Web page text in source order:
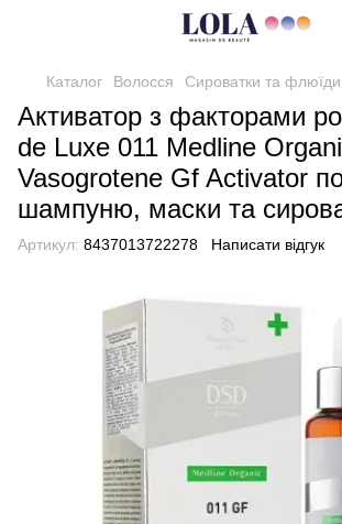
Каталог Волосся Сироватки та флюїди
Активатор з факторами
de Luxe 011 Medline
Vasogrotene Gf Activator
шампуню, маски та
Артикул: 8437013722278 Написати відгук